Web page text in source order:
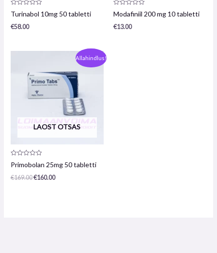
Toote
arvustus:
/
Turinabol 10mg 50 tabletti
€58.00
Toote
arvustus:
/
Modafiniil 200 mg 10 tabletti
€13.00
Allahindlus!
LAOST OTSAS
Toote
arvustus:
/
Primobolan 25mg 50 tabletti
€169.00
169,00
€.
€160.00
Praegune
160,00
€.